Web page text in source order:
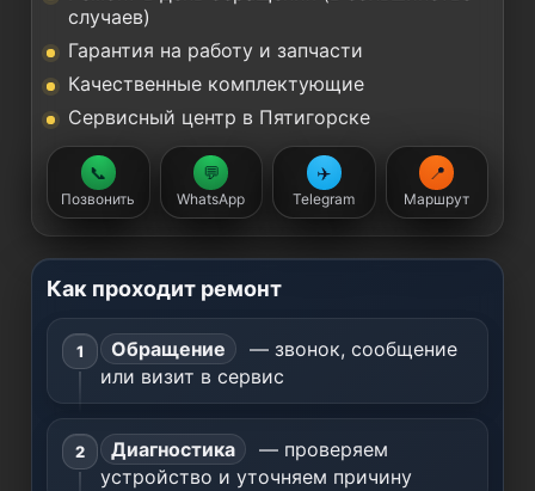
случаев)
Гарантия на работу и запчасти
Качественные комплектующие
Сервисный центр в Пятигорске
📞
Позвонить
💬
WhatsApp
✈️
Telegram
📍
Маршрут
Как проходит ремонт
Обращение
— звонок, сообщение
или визит в сервис
Диагностика
— проверяем
устройство и уточняем причину